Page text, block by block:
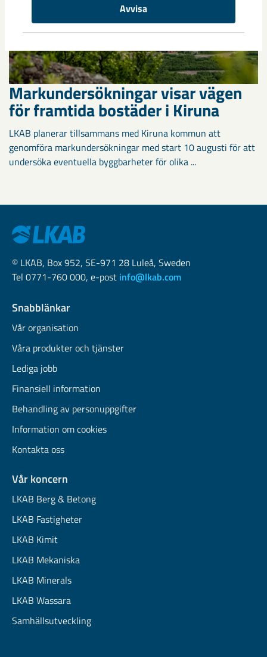
Avvisa
Markundersökningar visar vägen
för framtida bostäder i Kiruna
LKAB planerar tillsammans med Kiruna kommun att
genomföra markundersökningar med start 10 augusti för att
undersöka eventuella byggbarheter för olika ...
© LKAB, Box 952, SE-971 28 Luleå, Sweden
Tel 0771-760 000, e-post info@lkab.com
Snabblänkar
Vår organisation
Våra produkter och tjänster
Lediga jobb
Finansiell information
Behandling av personuppgifter
Information om cookies
Kontakta oss
Vår koncern
LKAB Berg & Betong
LKAB Fastigheter
LKAB Kimit
LKAB Mekaniska
LKAB Minerals
LKAB Wassara
Samhällsutveckling